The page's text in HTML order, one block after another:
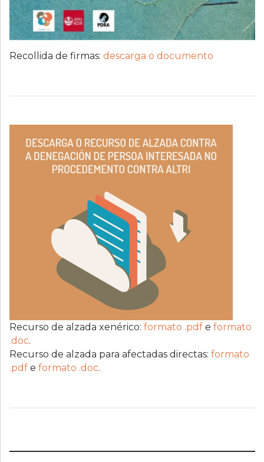
Recollida de firmas: descarga o documento
Recurso de alzada xenérico: formato .pdf e formato
.doc.
Recurso de alzada para afectadas directas: formato
.pdf e formato .doc.